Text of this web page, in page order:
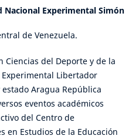
Nacional Experimental Simón
de Venezuela.
Ciencias del Deporte y de la
Libertador
Aragua República
eventos académicos
del Centro de
en Estudios de la Educación